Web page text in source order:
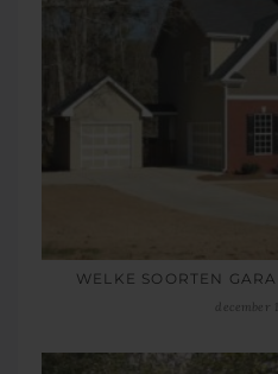
WELKE SOORTEN
december